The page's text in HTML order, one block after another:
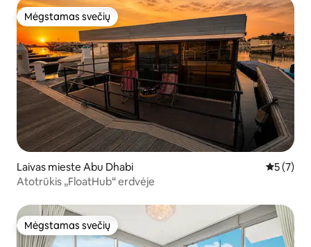
Mėgstamas svečių
Mėgstamas svečių
Laivas mieste Abu Dhabi Vidutinis
5 (7)
Atotrūkis „FloatHub“ erdvėje
Mėgstamas svečių
Mėgstamas svečių